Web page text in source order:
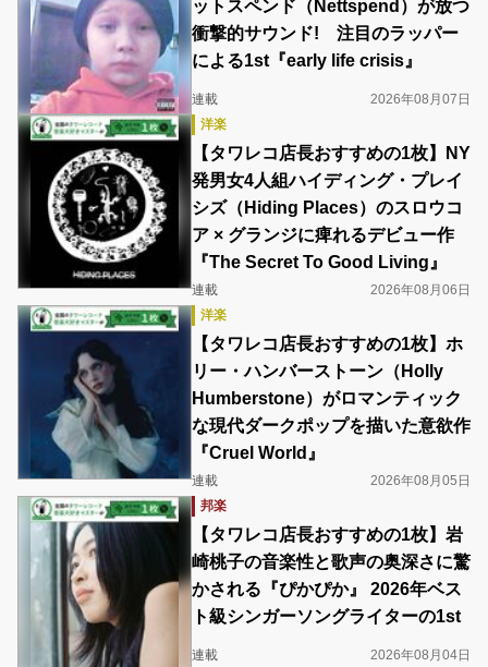
ットスペンド（Nettspend）が放つ
衝撃的サウンド! 注目のラッパー
による1st『early life crisis』
連載
2026年08月07日
洋楽
【タワレコ店長おすすめの1枚】NY
発男女4人組ハイディング・プレイ
シズ（Hiding Places）のスロウコ
ア × グランジに痺れるデビュー作
『The Secret To Good Living』
連載
2026年08月06日
洋楽
【タワレコ店長おすすめの1枚】ホ
リー・ハンバーストーン（Holly
Humberstone）がロマンティック
な現代ダークポップを描いた意欲作
『Cruel World』
連載
2026年08月05日
邦楽
【タワレコ店長おすすめの1枚】岩
崎桃子の音楽性と歌声の奥深さに驚
かされる『ぴかぴか』 2026年ベス
ト級シンガーソングライターの1st
連載
2026年08月04日